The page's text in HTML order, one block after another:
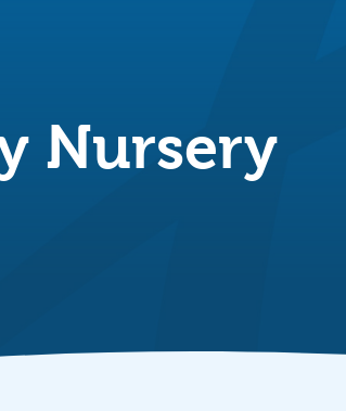
Nursery